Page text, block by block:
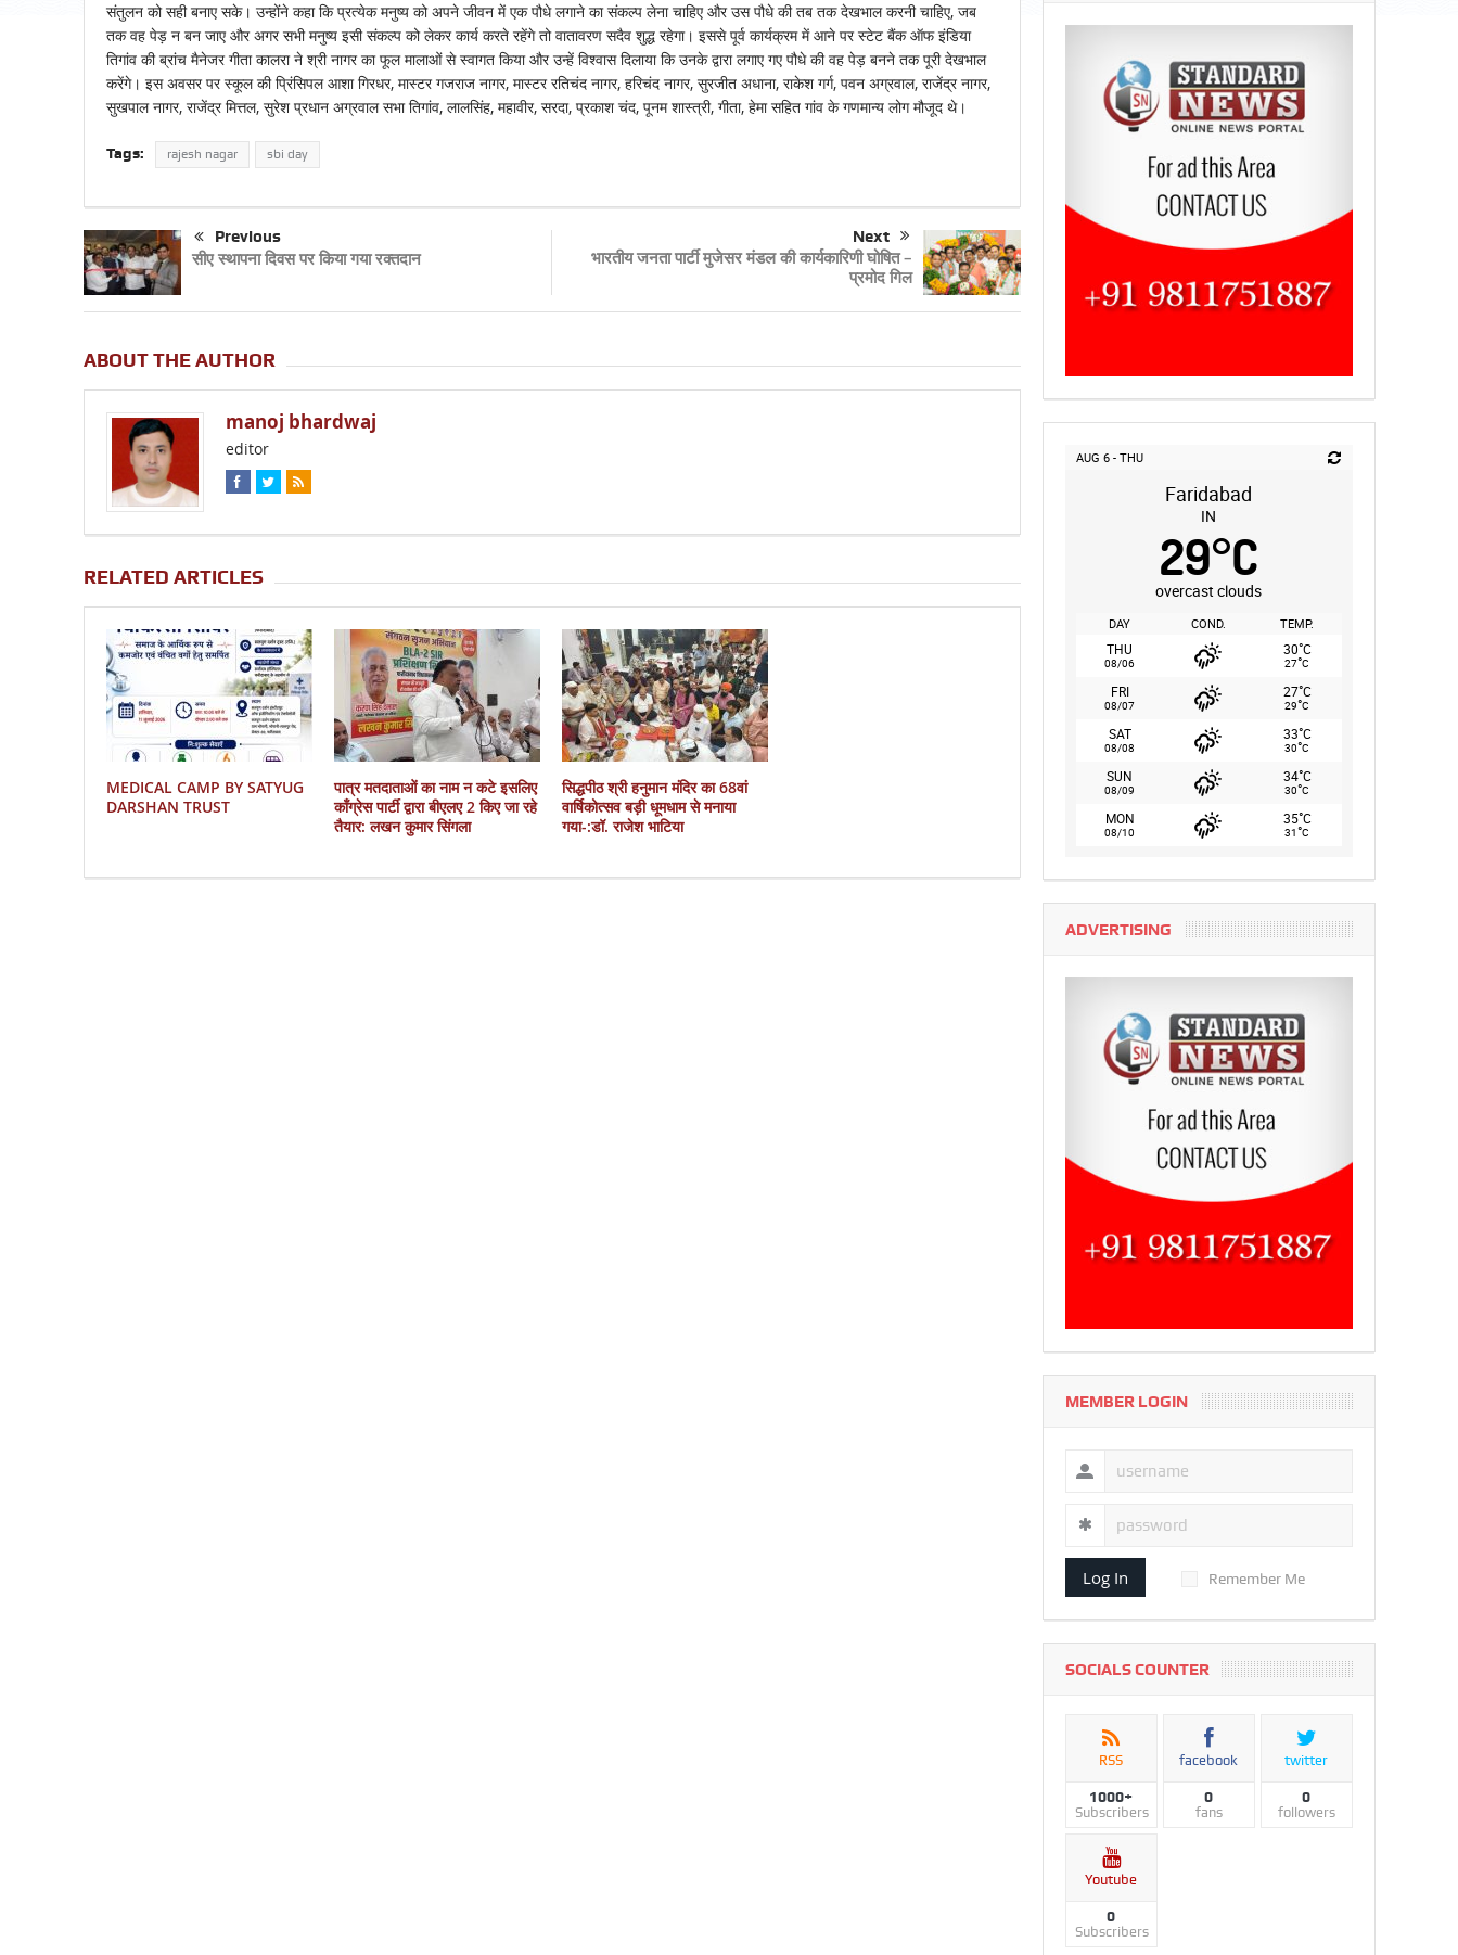
संतुलन को सही बनाए सके। उन्होंने कहा कि प्रत्येक मनुष्य को अपने जीवन में एक पौधे लगाने का संकल्प लेना चाहिए और उस पौधे की तब तक देखभाल करनी चाहिए, जब
तक वह पेड़ न बन जाए और अगर सभी मनुष्य इसी संकल्प को लेकर कार्य करते रहेंगे तो वातावरण सदैव शुद्ध रहेगा। इससे पूर्व कार्यक्रम में आने पर स्टेट बैंक ऑफ इंडिया
तिगांव की ब्रांच मैनेजर गीता कालरा ने श्री नागर का फूल मालाओं से स्वागत किया और उन्हें विश्वास दिलाया कि उनके द्वारा लगाए गए पौधे की वह पेड़ बनने तक पूरी देखभाल
करेंगे। इस अवसर पर स्कूल की प्रिंसिपल आशा गिरधर, मास्टर गजराज नागर, मास्टर रतिचंद नागर, हरिचंद नागर, सुरजीत अधाना, राकेश गर्ग, पवन अग्रवाल, राजेंद्र नागर,
सुखपाल नागर, राजेंद्र मित्तल, सुरेश प्रधान अग्रवाल सभा तिगांव, लालसिंह, महावीर, सरदा, प्रकाश चंद, पूनम शास्त्री, गीता, हेमा सहित गांव के गणमान्य लोग मौजूद थे।
Tags: rajesh nagar sbi day
Previous
सीए स्थापना दिवस पर किया गया रक्तदान
Next
भारतीय जनता पार्टी मुजेसर मंडल की कार्यकारिणी घोषित –
प्रमोद गिल
ABOUT THE AUTHOR
manoj bhardwaj
editor
RELATED ARTICLES
MEDICAL CAMP BY SATYUG
DARSHAN TRUST
पात्र मतदाताओं का नाम न कटे इसलिए
काँग्रेस पार्टी द्वारा बीएलए 2 किए जा रहे
तैयार: लखन कुमार सिंगला
सिद्धपीठ श्री हनुमान मंदिर का 68वां
वार्षिकोत्सव बड़ी धूमधाम से मनाया
गया-:डॉ. राजेश भाटिया
AUG 6 - THU
Faridabad
IN
29°C
overcast clouds
DAY COND. TEMP.
THU
08/06
30°C
27°C
FRI
08/07
27°C
29°C
SAT
08/08
33°C
30°C
SUN
08/09
34°C
30°C
MON
08/10
35°C
31°C
ADVERTISING
MEMBER LOGIN
Log In Remember Me
SOCIALS COUNTER
RSS
1000+
Subscribers
facebook
0
fans
twitter
0
followers
Youtube
0
Subscribers